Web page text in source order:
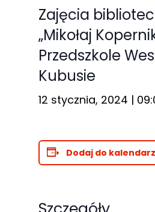
Zajęcia
„Mikołaj
Przedszkole
Kubusie
12 stycznia, 2024 |
Dodaj do
Te pliki cookie
nie są
opcjonalne. Są
one potrzebne
strony
Statystyka